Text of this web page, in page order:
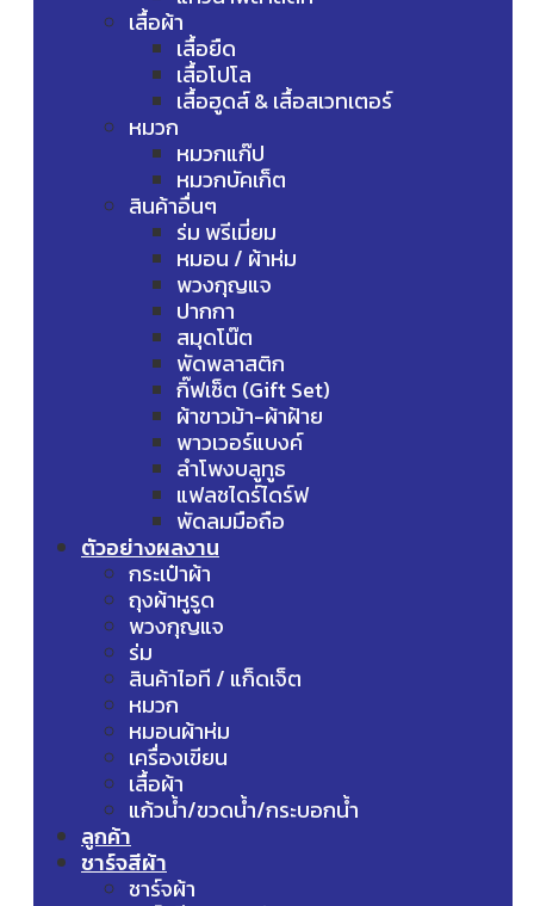
เสื้อผ้า
เสื้อยืด
เสื้อโปโล
เสื้อฮูดส์ & เสื้อสเวทเตอร์
หมวก
หมวกแก๊ป
หมวกบัคเก็ต
สินค้าอื่นๆ
ร่ม พรีเมี่ยม
หมอน / ผ้าห่ม
พวงกุญแจ
ปากกา
สมุดโน๊ต
พัดพลาสติก
กิ๊ฟเซ็ต (Gift Set)
ผ้าขาวม้า-ผ้าฝ้าย
พาวเวอร์แบงค์
ลำโพงบลูทูธ
แฟลชไดร์ไดร์ฟ
พัดลมมือถือ
ตัวอย่างผลงาน
กระเป๋าผ้า
ถุงผ้าหูรูด
พวงกุญแจ
ร่ม
สินค้าไอที / แก็ดเจ็ต
หมวก
หมอนผ้าห่ม
เครื่องเขียน
เสื้อผ้า
แก้วน้ำ/ขวดน้ำ/กระบอกน้ำ
ลูกค้า
ชาร์จสีผ้า
ชาร์จผ้า